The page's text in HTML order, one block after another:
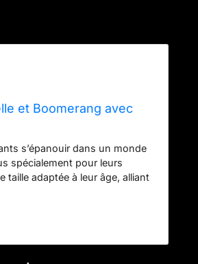
et Boomerang avec
s’épanouir dans un monde
spécialement pour leurs
adaptée à leur âge, alliant
des aventures durables.
se fait simplement